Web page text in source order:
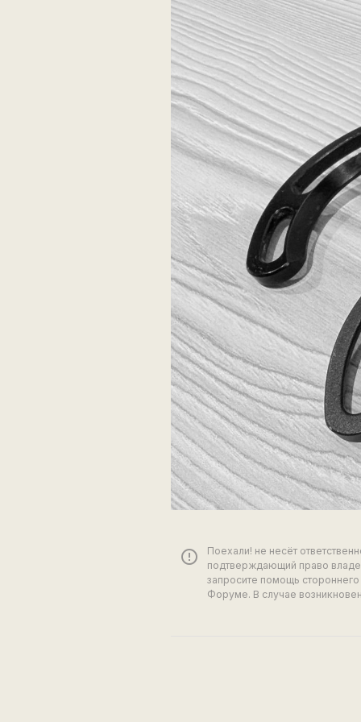
error_outline
Поехали! не несёт
подтверждающий право
запросите помощь
Форуме. В случае